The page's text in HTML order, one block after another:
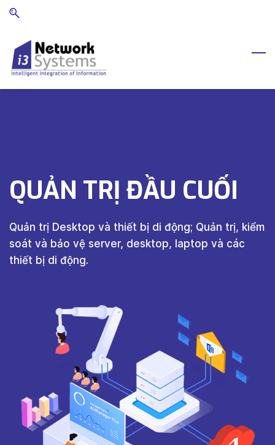
Skip
search
Skip
main
content
QUẢN TRỊ ĐẦU CUỐI
Quản trị Desktop và thiết bị di động; Quản trị, kiểm
soát và bảo vệ server, desktop, laptop và các
thiết bị di động.